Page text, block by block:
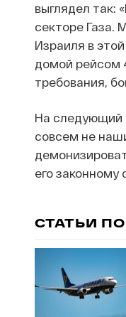
выглядел так:
секторе Газа.
Израиля в
домой рейсом
требования,
На следующий
совсем не
его
СТАТЬИ